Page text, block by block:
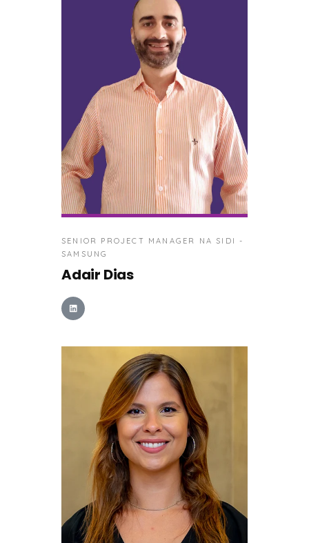
SENIOR PROJECT MANAGER NA SIDI -
SAMSUNG
Adair Dias